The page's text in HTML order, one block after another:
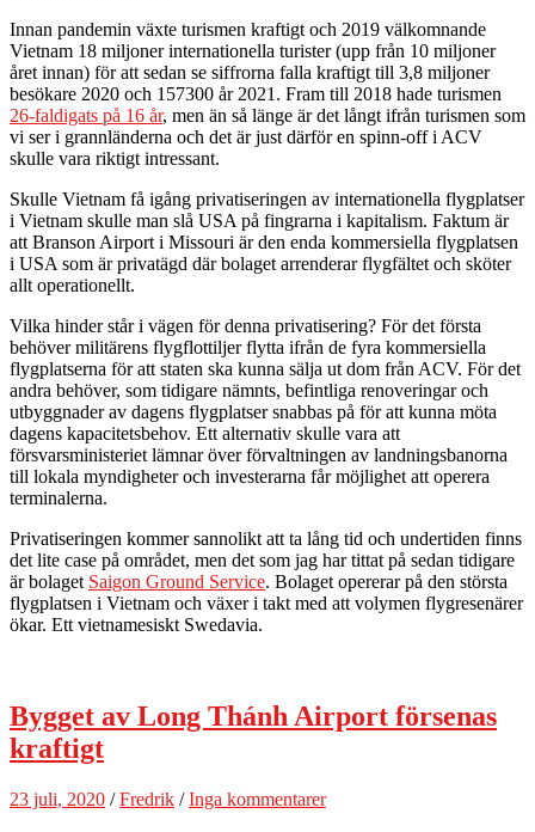
Innan pandemin växte turismen kraftigt och 2019 välkomnande
Vietnam 18 miljoner internationella turister (upp från 10 miljoner
året innan) för att sedan se siffrorna falla kraftigt till 3,8 miljoner
besökare 2020 och 157300 år 2021. Fram till 2018 hade turismen
26-faldigats på 16 år, men än så länge är det långt ifrån turismen som
vi ser i grannländerna och det är just därför en spinn-off i ACV
skulle vara riktigt intressant.
Skulle Vietnam få igång privatiseringen av internationella flygplatser
i Vietnam skulle man slå USA på fingrarna i kapitalism. Faktum är
att Branson Airport i Missouri är den enda kommersiella flygplatsen
i USA som är privatägd där bolaget arrenderar flygfältet och sköter
allt operationellt.
Vilka hinder står i vägen för denna privatisering? För det första
behöver militärens flygflottiljer flytta ifrån de fyra kommersiella
flygplatserna för att staten ska kunna sälja ut dom från ACV. För det
andra behöver, som tidigare nämnts, befintliga renoveringar och
utbyggnader av dagens flygplatser snabbas på för att kunna möta
dagens kapacitetsbehov. Ett alternativ skulle vara att
försvarsministeriet lämnar över förvaltningen av landningsbanorna
till lokala myndigheter och investerarna får möjlighet att operera
terminalerna.
Privatiseringen kommer sannolikt att ta lång tid och undertiden finns
det lite case på området, men det som jag har tittat på sedan tidigare
är bolaget Saigon Ground Service. Bolaget opererar på den största
flygplatsen i Vietnam och växer i takt med att volymen flygresenärer
ökar. Ett vietnamesiskt Swedavia.
Bygget av Long Thánh Airport försenas
kraftigt
23 juli, 2020 /Fredrik /Inga kommentarer